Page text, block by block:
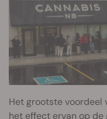
Het grootste voordeel
het effect ervan op de